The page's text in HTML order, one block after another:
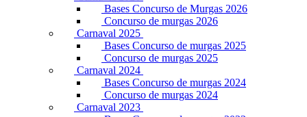
Bases Concurso de Murgas 2026
Concurso de murgas 2026
Carnaval 2025
Bases Concurso de murgas 2025
Concurso de murgas 2025
Carnaval 2024
Bases Concurso de murgas 2024
Concurso de murgas 2024
Carnaval 2023